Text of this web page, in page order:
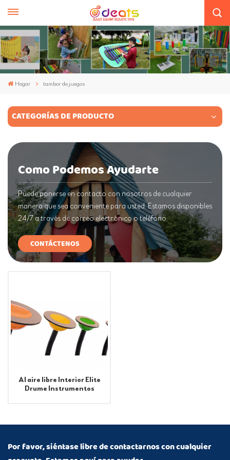
Hogar tambor de juegos
CATEGORÍAS DE PRODUCTO
Como Podemos Ayudarte
Puede ponerse en contacto con nosotros de cualquier
manera que sea conveniente para usted. Estamos disponibles
24/7 a través de correo electrónico o teléfono.
CONTÁCTENOS
Al aire libre Interior Elite
Drume Instrumentos
Por favor, siéntase libre de contactarnos con cualquier